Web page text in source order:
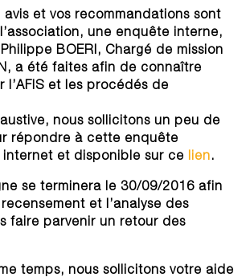
et vos recommandations sont
une enquête interne,
BOERI, Chargé de mission
a été faites afin de connaître
l’AFIS et les procédés de
nous sollicitons un peu de
répondre à cette enquête
et disponible sur ce lien.
se terminera le 30/09/2016 afin
et l’analyse des
faire parvenir un retour des
temps, nous sollicitons votre aide